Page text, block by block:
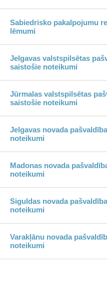
Sabiedrisko pakalpojumu
lēmumi
Jelgavas valstspilsētas
saistošie noteikumi
Jūrmalas valstspilsētas
saistošie noteikumi
Jelgavas novada
noteikumi
Madonas novada
noteikumi
Siguldas novada
noteikumi
Varakļānu novada
noteikumi